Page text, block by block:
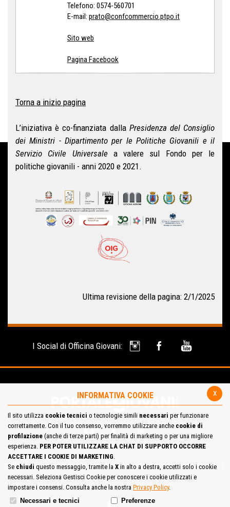
Telefono: 0574-560701
E-mail: prato@confcommercio.ptpo.it
Sito web
Pagina Facebook
Torna a inizio pagina
L’iniziativa è co-finanziata dalla Presidenza del Consiglio
dei Ministri - Dipartimento per le Politiche Giovanili e il
Servizio Civile Universale a valere sul Fondo per le
politiche giovanili - anni 2020 e 2021.
Ultima revisione della pagina: 2/1/2025
I Social di Officina Giovani:
Mappa del Sito Privacy Policy Cookie Policy
Contatta la redazione
Cosa pensi del portale
x
INFORMATIVA COOKIE
Il sito utilizza cookie tecnici o tecnologie simili necessari per funzionare
correttamente. Con il tuo consenso, vorremmo utilizzare anche cookie di
profilazione (anche di terze parti) per finalità di marketing o per una migliore
esperienza. PER POTER UTILIZZARE LA CHAT DI SUPPORTO OCCORRE
ACCETTARE I COOKIE DI MARKETING.
Se chiudi questo messaggio, tramite la X in alto a destra, accetti solo i cookie
necessari. Seleziona Gestisci Cookie per conoscere i cookie utilizzati e
impostare i consensi. Consulta anche la nostra Privacy Policy.
Necessari e tecnici
Preferenze